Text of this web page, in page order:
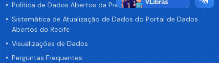
Política de Dados Abertos da Prefeitura do Recife
Sistemática de Atualização de Dados do Portal de Dados
Abertos do Recife
Visualizações de Dados
Perguntas Frequentes